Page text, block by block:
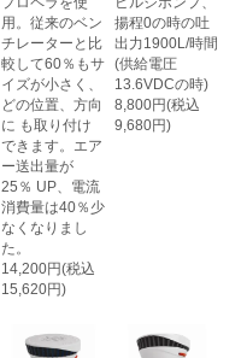
用。従来のベン
チレーターと比
較して60％もサ
イズが小さく、
どの位置、方向
に も取り付け
できます。エア
ー送出量が
25％ UP、電流
消費量は40％少
なくなりまし
た。
14,200円(税込
15,620円)
揚程0の時の吐
出力1900L/時間
(供給電圧
13.6VDCの時)
8,800円(税込
9,680円)